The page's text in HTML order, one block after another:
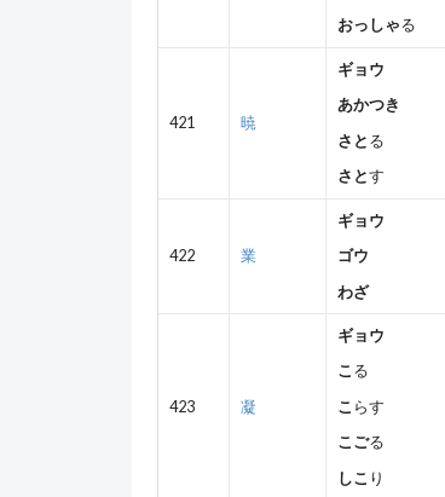
おっしゃる
421 暁
ギョウ
あかつき
さと る
さとす
422 業
ギョウ
ゴウ
わざ
423 凝
ギョウ
こ る
こ らす
こごる
しこ り